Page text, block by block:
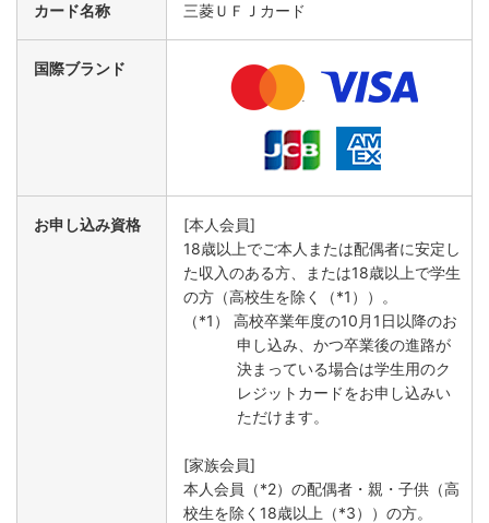
カード名称 三菱ＵＦＪカード
国際ブランド
お申し込み資格
[本人会員]
18歳以上でご本人または配偶者に安定し
た収入のある方、または18歳以上で学生
の方（高校生を除く（*1））。
（*1） 高校卒業年度の10月1日以降のお
申し込み、かつ卒業後の進路が
決まっている場合は学生用のク
レジットカードをお申し込みい
ただけます。
[家族会員]
本人会員（*2）の配偶者・親・子供（高
校生を除く18歳以上（*3））の方。